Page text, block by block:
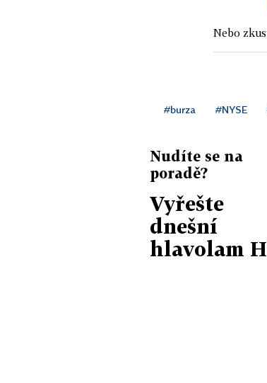
Nebo
#burza #NYSE
Nudíte se na
poradě?
Vyřešte
dnešní
hlavolam